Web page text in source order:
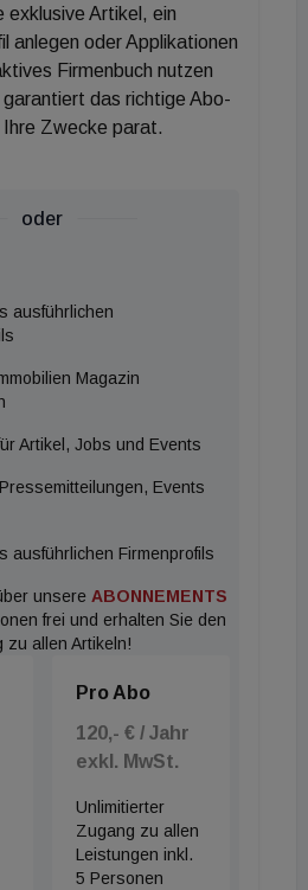
Anteil von Reisen am
(BIP) bis 2033 um
Das Luxusportfolio von
um diese Nachfrage in
Thompson Hotels in Europa
in Österreich und Italien,
Andaz in Nord- und
des ersten Hotels in der
der Marke The Unbound
nordischen Ländern und
mit den geplanten
& Marina.
exklusive Artikel, ein
anlegen oder Applikationen
Firmenbuch nutzen
das richtige Abo-
Ihre Zwecke parat.
oder
ausführlichen
Magazin
Artikel, Jobs und Events
Events
ausführlichen Firmenprofils
unsere ABONNEMENTS
frei und erhalten Sie den
zu allen Artikeln!
Pro Abo
120,- € / Jahr
exkl. MwSt.
Unlimitierter
Zugang zu allen
Leistungen inkl.
5 Personen